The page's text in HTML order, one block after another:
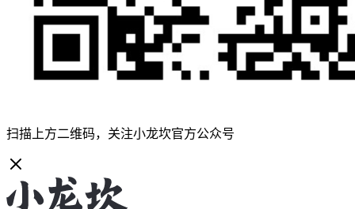
扫描上方二维码，关注小龙坎官方公众号